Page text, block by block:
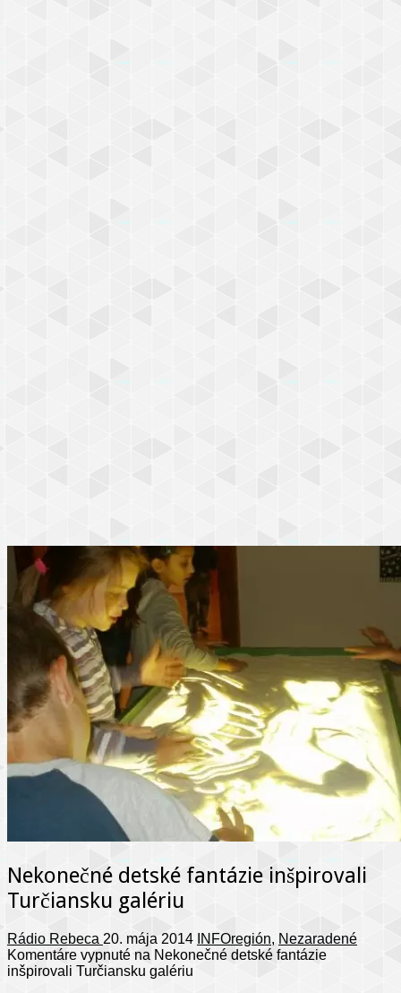
Nekonečné detské fantázie inšpirovali
Turčiansku galériu
Rádio Rebeca 20. mája 2014 INFOregión, Nezaradené
Komentáre vypnuté na Nekonečné detské fantázie
inšpirovali Turčiansku galériu